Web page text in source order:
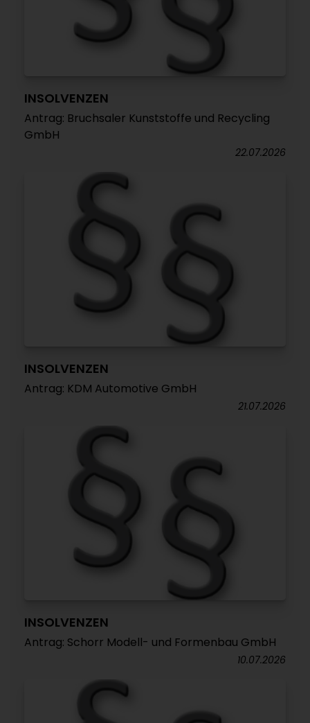
INSOLVENZEN
Antrag: Bruchsaler Kunststoffe und Recycling
GmbH
22.07.2026
INSOLVENZEN
Antrag: KDM Automotive GmbH
21.07.2026
INSOLVENZEN
Antrag: Schorr Modell- und Formenbau GmbH
10.07.2026